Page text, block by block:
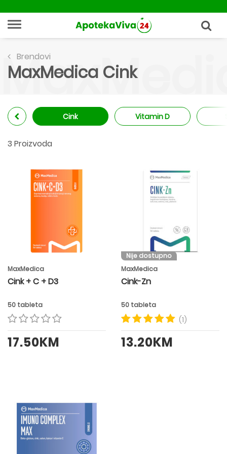
Brendovi
MaxMedica Cink
Cink Vitamin D
3 Proizvoda
MaxMedica
Cink + C + D3
50 tableta
17.50KM
Nije dostupno
MaxMedica
Cink-Zn
50 tableta
(1)
13.20KM